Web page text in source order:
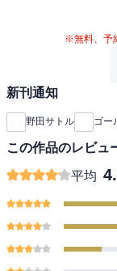
※無料、予
新刊通知
野田サトル ゴー
この作品のレビュ
平均